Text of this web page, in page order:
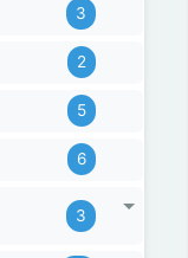
3
2
5
6
3